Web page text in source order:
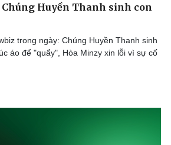
Sao Việt
Huyền Thanh sinh con
trong ngày: Chúng Huyền Thanh sinh
áo để "quẩy", Hòa Minzy xin lỗi vì sự cố